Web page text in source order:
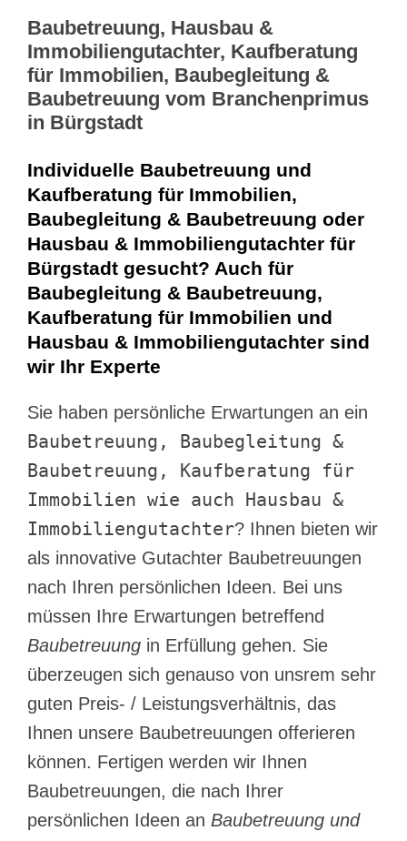
Baubetreuung, Hausbau &
Immobiliengutachter, Kaufberatung
für Immobilien, Baubegleitung &
Baubetreuung vom Branchenprimus
in Bürgstadt
Individuelle Baubetreuung und
Kaufberatung für Immobilien,
Baubegleitung & Baubetreuung oder
Hausbau & Immobiliengutachter für
Bürgstadt gesucht? Auch für
Baubegleitung & Baubetreuung,
Kaufberatung für Immobilien und
Hausbau & Immobiliengutachter sind
wir Ihr Experte
Sie haben persönliche Erwartungen an ein
Baubetreuung, Baubegleitung &
Baubetreuung, Kaufberatung für
Immobilien wie auch Hausbau &
Immobiliengutachter? Ihnen bieten wir
als innovative Gutachter Baubetreuungen
nach Ihren persönlichen Ideen. Bei uns
müssen Ihre Erwartungen betreffend
Baubetreuung in Erfüllung gehen. Sie
überzeugen sich genauso von unsrem sehr
guten Preis- / Leistungsverhältnis, das
Ihnen unsere Baubetreuungen offerieren
können. Fertigen werden wir Ihnen
Baubetreuungen, die nach Ihrer
persönlichen Ideen an Baubetreuung und